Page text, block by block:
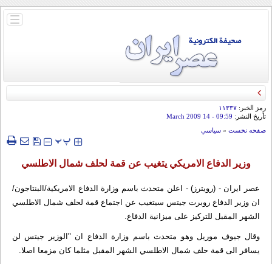
باز
رمز الخبر: ۱۱۳۳۷
تأريخ النشر: 09:59
- 14 March 2009
صفحه نخست » سياسي
‍‍‍ پپ
وزير الدفاع الامريكي يتغيب عن قمة لحلف شمال الاطلسي
عصر ایران - (رويترز) - اعلن متحدث باسم وزارة الدفاع الامريكية/البنتاجون/
ان وزير الدفاع روبرت جيتس سيتغيب عن اجتماع قمة لحلف شمال الاطلسي
الشهر المقبل للتركيز على ميزانية الدفاع.
وقال جيوف موريل وهو متحدث باسم وزارة الدفاع ان "الوزير جيتس لن
يسافر الى قمة حلف شمال الاطلسي الشهر المقبل مثلما كان مزمعا اصلا.